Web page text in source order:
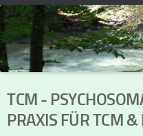
TCM -
PRAXIS FÜR TCM &